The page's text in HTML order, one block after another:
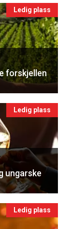
Ledig plass
forskjellen
Ledig plass
ungarske
Ledig plass